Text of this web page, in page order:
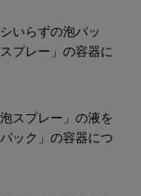
いらずの泡パッ
プレー」の容器に
スプレー」の液を
ック」の容器につ